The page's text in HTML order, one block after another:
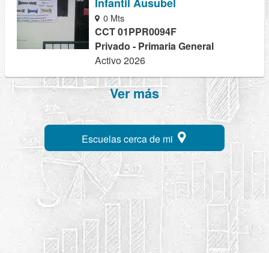
0 Mts
CCT 01PPR0094F
Privado - Primaria General
Activo 2026
Ver más
Escuelas cerca de mi